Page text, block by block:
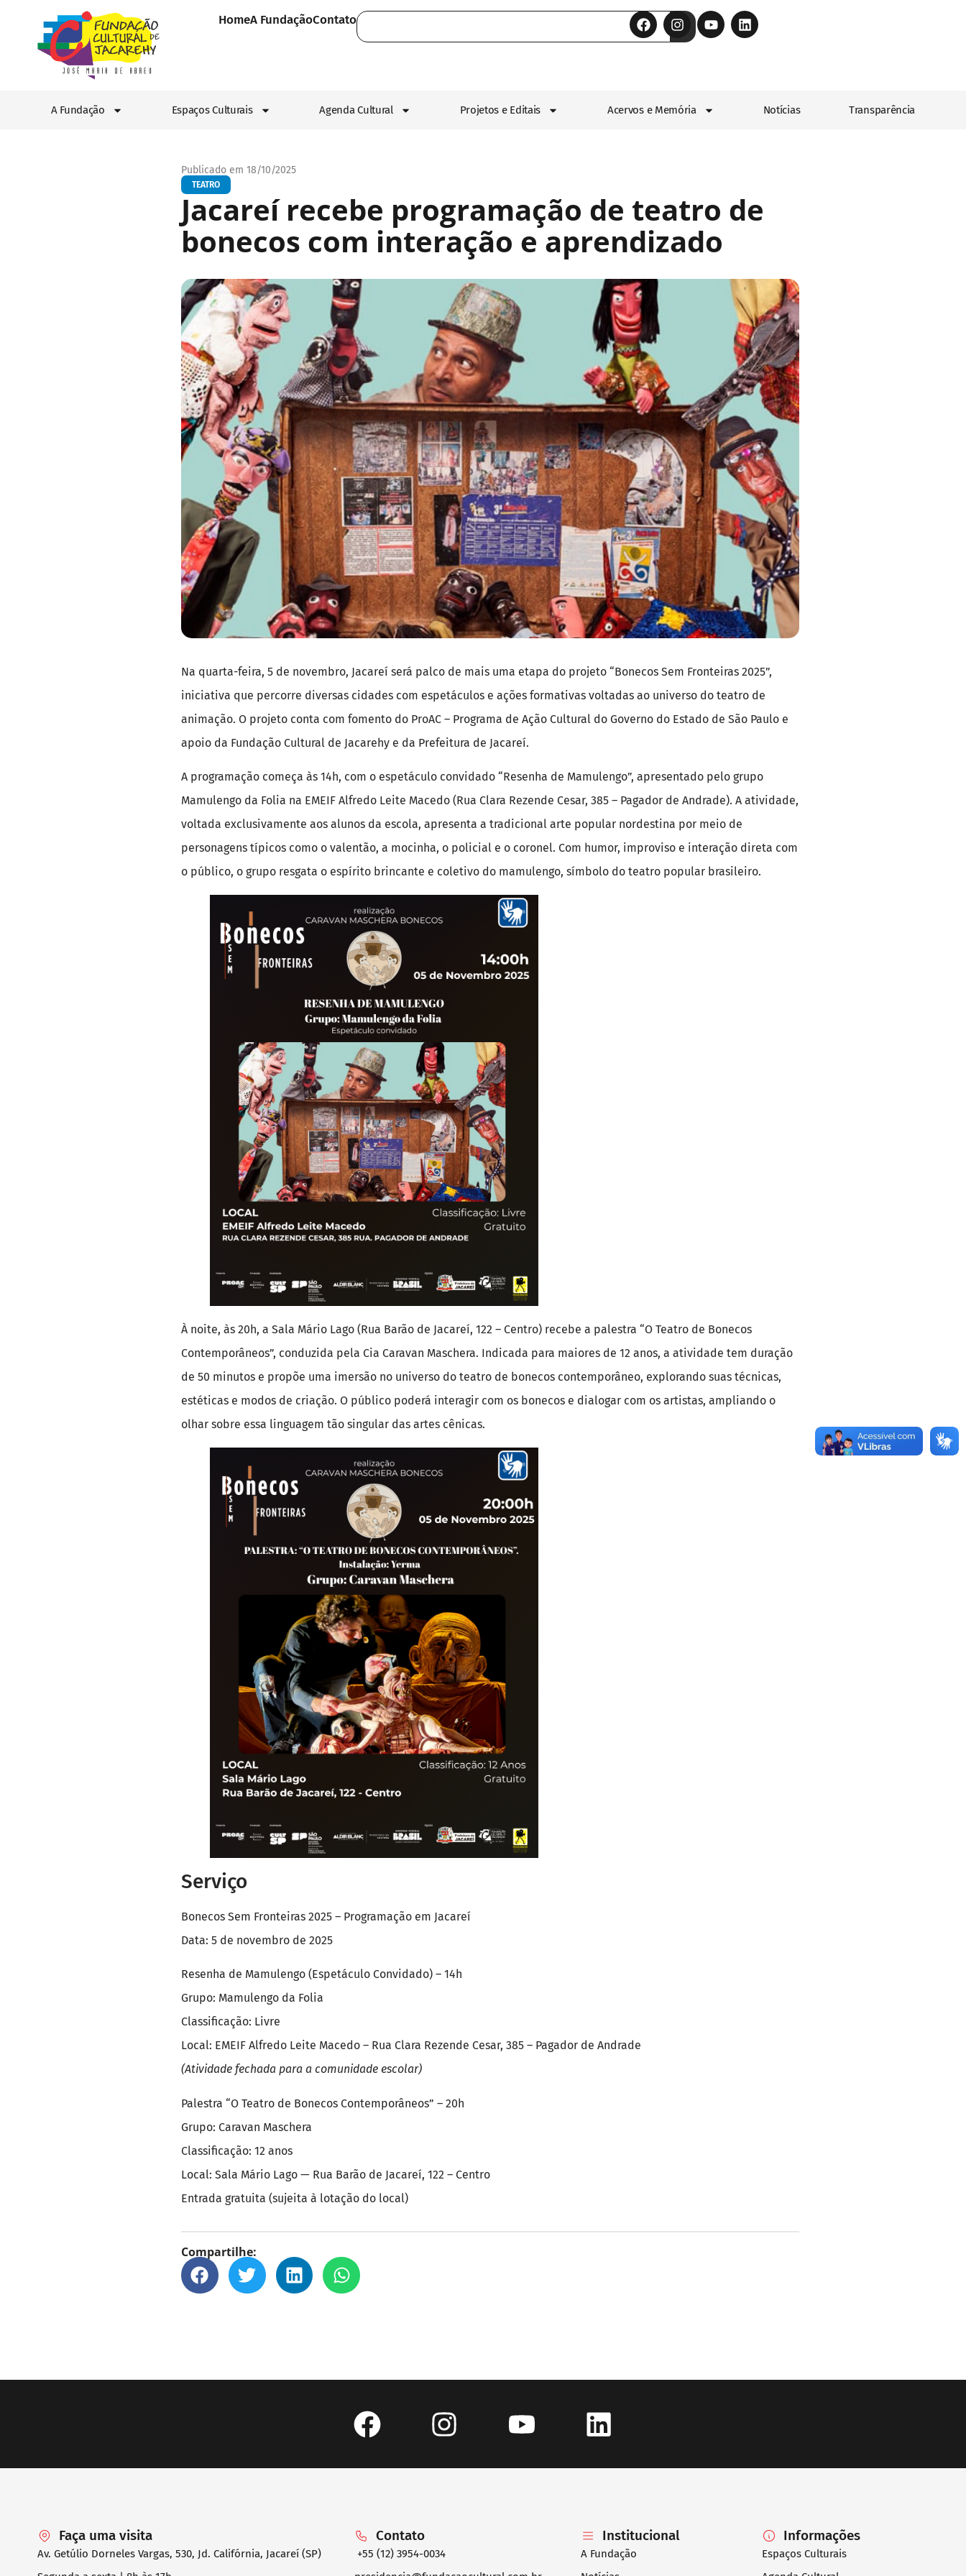
HomeA FundaçãoContato
A Fundação Espaços Culturais Agenda Cultural Projetos e Editais Acervos e Memória Notícias Transparência
Publicado em 18/10/2025
TEATRO
Jacareí recebe programação de teatro de
bonecos com interação e aprendizado
Na quarta-feira, 5 de novembro, Jacareí será palco de mais uma etapa do projeto “Bonecos Sem Fronteiras 2025”,
iniciativa que percorre diversas cidades com espetáculos e ações formativas voltadas ao universo do teatro de
animação. O projeto conta com fomento do ProAC – Programa de Ação Cultural do Governo do Estado de São Paulo e
apoio da Fundação Cultural de Jacarehy e da Prefeitura de Jacareí.
A programação começa às 14h, com o espetáculo convidado “Resenha de Mamulengo”, apresentado pelo grupo
Mamulengo da Folia na EMEIF Alfredo Leite Macedo (Rua Clara Rezende Cesar, 385 – Pagador de Andrade). A atividade,
voltada exclusivamente aos alunos da escola, apresenta a tradicional arte popular nordestina por meio de
personagens típicos como o valentão, a mocinha, o policial e o coronel. Com humor, improviso e interação direta com
o público, o grupo resgata o espírito brincante e coletivo do mamulengo, símbolo do teatro popular brasileiro.
À noite, às 20h, a Sala Mário Lago (Rua Barão de Jacareí, 122 – Centro) recebe a palestra “O Teatro de Bonecos
Contemporâneos”, conduzida pela Cia Caravan Maschera. Indicada para maiores de 12 anos, a atividade tem duração
de 50 minutos e propõe uma imersão no universo do teatro de bonecos contemporâneo, explorando suas técnicas,
estéticas e modos de criação. O público poderá interagir com os bonecos e dialogar com os artistas, ampliando o
olhar sobre essa linguagem tão singular das artes cênicas.
Serviço
Bonecos Sem Fronteiras 2025 – Programação em Jacareí
Data: 5 de novembro de 2025
Resenha de Mamulengo (Espetáculo Convidado) – 14h
Grupo: Mamulengo da Folia
Classificação: Livre
Local: EMEIF Alfredo Leite Macedo – Rua Clara Rezende Cesar, 385 – Pagador de Andrade
(Atividade fechada para a comunidade escolar)
Palestra “O Teatro de Bonecos Contemporâneos” – 20h
Grupo: Caravan Maschera
Classificação: 12 anos
Local: Sala Mário Lago — Rua Barão de Jacareí, 122 – Centro
Entrada gratuita (sujeita à lotação do local)
Compartilhe:
Faça uma visita
Av. Getúlio Dorneles Vargas, 530, Jd. Califórnia, Jacareí (SP)
Contato
+55 (12) 3954-0034
Institucional
A Fundação
Informações
Espaços Culturais